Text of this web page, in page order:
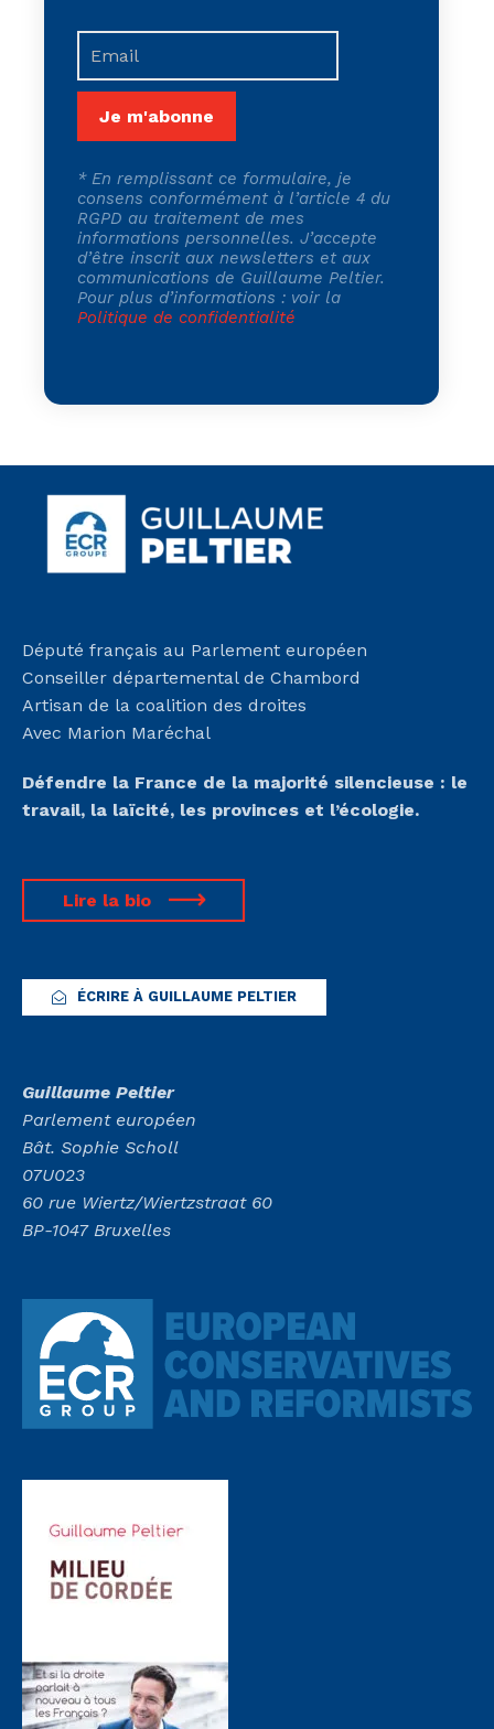
* En remplissant ce formulaire, je
consens conformément à l’article 4 du
RGPD au traitement de mes
informations personnelles. J’accepte
d’être inscrit aux newsletters et aux
communications de Guillaume Peltier.
Pour plus d’informations : voir la
Politique de confidentialité
Député français au Parlement européen
Conseiller départemental de Chambord
Artisan de la coalition des droites
Avec Marion Maréchal
Défendre la France de la majorité silencieuse : le
travail, la laïcité, les provinces et l’écologie.
Lire la bio
ÉCRIRE À GUILLAUME PELTIER
Guillaume Peltier
Parlement européen
Bât. Sophie Scholl
07U023
60 rue Wiertz/Wiertzstraat 60
BP-1047 Bruxelles